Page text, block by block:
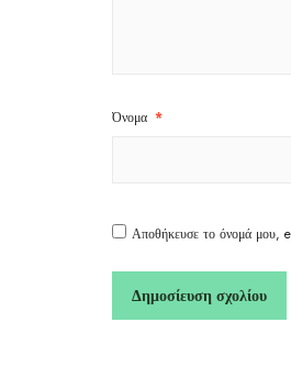
Όνομα *
Αποθήκευσε το όνομά μου,